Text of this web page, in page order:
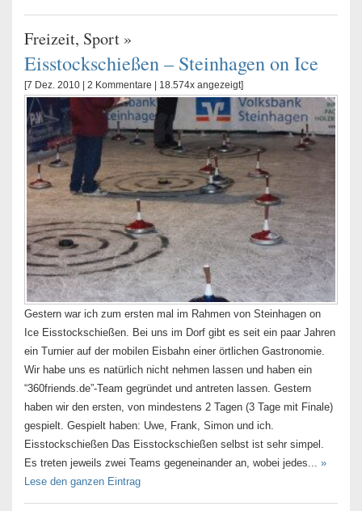
Freizeit, Sport »
Eisstockschießen – Steinhagen on Ice
[7 Dez. 2010 | 2 Kommentare | 18.574x angezeigt]
Gestern war ich zum ersten mal im Rahmen von Steinhagen on
Ice Eisstockschießen. Bei uns im Dorf gibt es seit ein paar Jahren
ein Turnier auf der mobilen Eisbahn einer örtlichen Gastronomie.
Wir habe uns es natürlich nicht nehmen lassen und haben ein
“360friends.de”-Team gegründet und antreten lassen. Gestern
haben wir den ersten, von mindestens 2 Tagen (3 Tage mit Finale)
gespielt. Gespielt haben: Uwe, Frank, Simon und ich.
Eisstockschießen Das Eisstockschießen selbst ist sehr simpel.
Es treten jeweils zwei Teams gegeneinander an, wobei jedes... »
Lese den ganzen Eintrag